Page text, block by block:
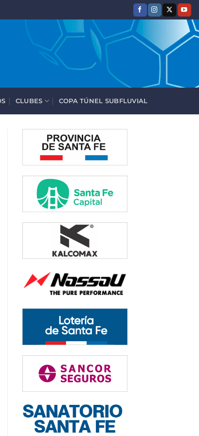
CLUBES COPA TÚNEL SUBFLUVIAL